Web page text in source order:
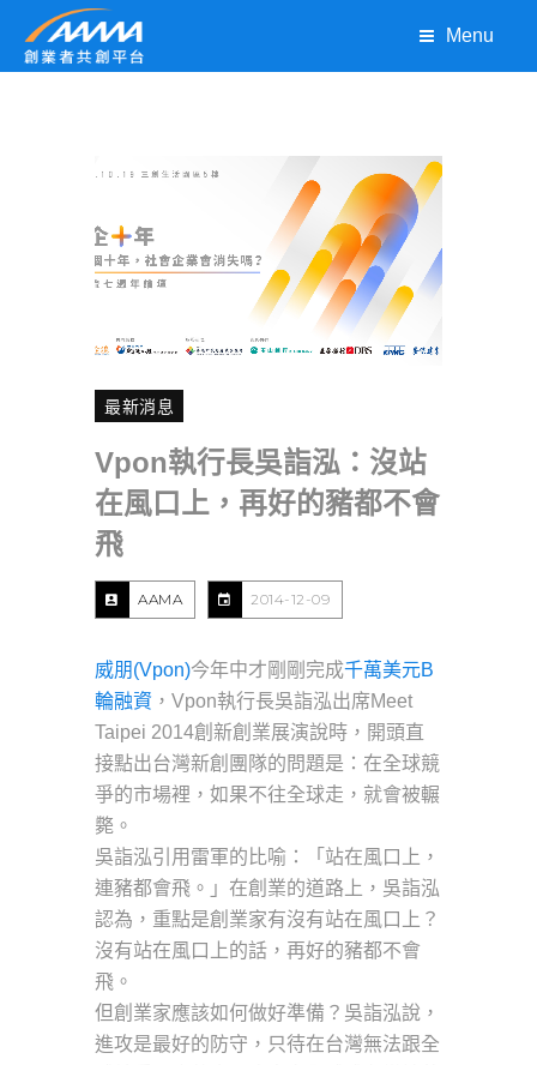
Menu
最新消息
Vpon執行長吳詣泓：沒站
在風口上，再好的豬都不會
飛
AAMA 2014-12-09
威朋(Vpon)今年中才剛剛完成千萬美元B
輪融資 ，Vpon執行長吳詣泓出席Meet
Taipei 2014創新創業展演說時，開頭直
接點出台灣新創團隊的問題是：在全球競
爭的市場裡，如果不往全球走，就會被輾
斃。
吳詣泓引用雷軍的比喻：「站在風口上，
連豬都會飛。」在創業的道路上，吳詣泓
認為，重點是創業家有沒有站在風口上？
沒有站在風口上的話，再好的豬都不會
飛。
但創業家應該如何做好準備？吳詣泓說，
進攻是最好的防守，只待在台灣無法跟全